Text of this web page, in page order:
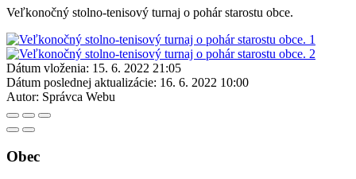
Veľkonočný stolno-tenisový turnaj o pohár starostu obce.
Dátum vloženia: 15. 6. 2022 21:05
Dátum poslednej aktualizácie: 16. 6. 2022 10:00
Autor: Správca Webu
Obec